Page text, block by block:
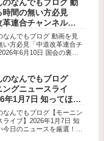
・反田まり・中原し
≫をテキスト要約
河野ゆりこ・反田まり・中
】≫をテキスト要約冒頭の
紹介伊佐氏の炎上について
志した理由（核心部分）
45歳）河野ゆりこ（28歳）
た（34歳）中道誕生に対す
落選後の心境（“落選の
在の政治活動での苦労共通
田まり中原しょうた河野ゆ
：3人の共通点と番組の核
め
のなんでもブログ 動
時間の無い方必見
革連合チャンネル
10日 国会の裏の裏
の今この瞬間をラ
します！」をテキス
なんでもブログ 動画を見
い方必見「中道改革連合チ
年6月10日 国会の裏の
委員長と伊佐進一広報委員
のなんでもブログ
ングニュースライ
年1月7日 知ってほし
ニュースを厳選！い
生解説する新聞情報
スチェック【 10分解
なんでもブログ【モーニン
ライブ】2026年1月7日 知
今日のニュースを厳選！い